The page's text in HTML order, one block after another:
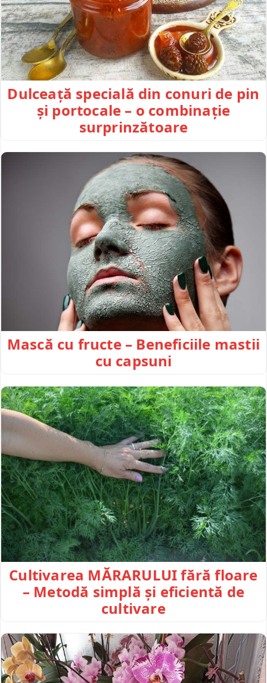
Dulceață specială din conuri de pin
și portocale – o combinație
surprinzătoare
Mască cu fructe – Beneficiile mastii
cu capsuni
Cultivarea MĂRARULUI fără floare
– Metodă simplă și eficientă de
cultivare